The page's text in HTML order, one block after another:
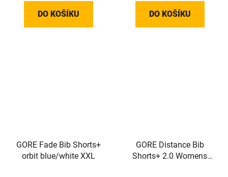
DO KOŠÍKU DO KOŠÍKU
GORE Fade Bib Shorts+
orbit blue/white XXL
GORE Distance Bib
Shorts+ 2.0 Womens